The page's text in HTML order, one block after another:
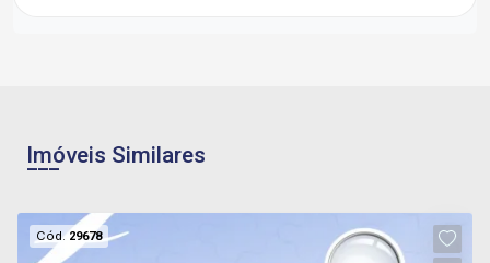
Imóveis Similares
Cód.29678